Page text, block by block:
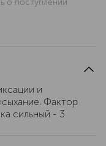
о поступлении
и
Фактор
сильный - 3